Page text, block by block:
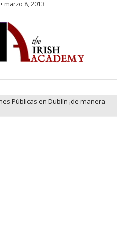
• marzo 8, 2013
Públicas en Dublín ¡de manera